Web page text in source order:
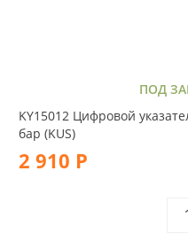
ПОД
KY15012 Цифровой
бар (KUS)
2 910 Р